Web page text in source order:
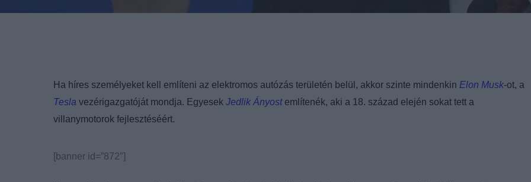
Ha híres személyeket kell említeni az elektromos autózás területén belül, akkor szinte mindenkin Elon Musk-ot, a
Tesla vezérigazgatóját mondja. Egyesek Jedlik Ányostemlítenék, aki a 18. század elején sokat tett a
villanymotorok fejlesztéséért.
[banner id=”872″]